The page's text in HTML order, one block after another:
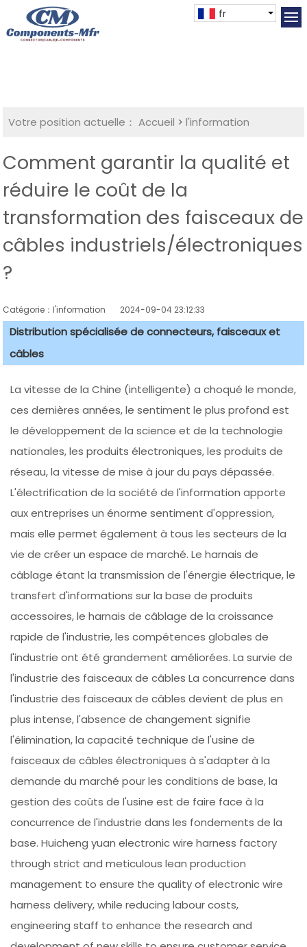
fr
Votre position actuelle： Accueil >l'information
Comment garantir la qualité et
réduire le coût de la
transformation des faisceaux de
câbles industriels/électroniques
?
Catégorie：l'information 2024-09-04 23:12:33
Distribution spécialisée de connecteurs, faisceaux et
câbles
La vitesse de la Chine (intelligente) a choqué le monde,
ces dernières années, le sentiment le plus profond est
le développement de la science et de la technologie
nationales, les produits électroniques, les produits de
réseau, la vitesse de mise à jour du pays dépassée.
L'électrification de la société de l'information apporte
aux entreprises un énorme sentiment d'oppression,
mais elle permet également à tous les secteurs de la
vie de créer un espace de marché. Le harnais de
câblage étant la transmission de l'énergie électrique, le
transfert d'informations sur la base de produits
accessoires, le harnais de câblage de la croissance
rapide de l'industrie, les compétences globales de
l'industrie ont été grandement améliorées. La survie de
l'industrie des faisceaux de câbles La concurrence dans
l'industrie des faisceaux de câbles devient de plus en
plus intense, l'absence de changement signifie
l'élimination, la capacité technique de l'usine de
faisceaux de câbles électroniques à s'adapter à la
demande du marché pour les conditions de base, la
gestion des coûts de l'usine est de faire face à la
concurrence de l'industrie dans les fondements de la
base. Huicheng yuan electronic wire harness factory
through strict and meticulous lean production
management to ensure the quality of electronic wire
harness delivery, while reducing labour costs,
engineering staff to enhance the research and